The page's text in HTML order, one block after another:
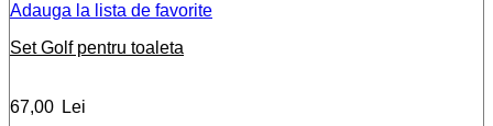
Adauga la lista de favorite
Set Golf pentru toaleta
67,00 Lei